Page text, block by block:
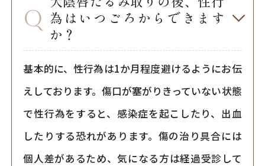
為はいつごろからできます
か？
基本的に、性行為は1か月程度避けるようにお伝
えしております。傷口が塞がりきっていない状態
で性行為をすると、感染症を起こしたり、出血
したりする恐れがあります。傷の治り具合には
個人差があるため、気になる方は経過受診して